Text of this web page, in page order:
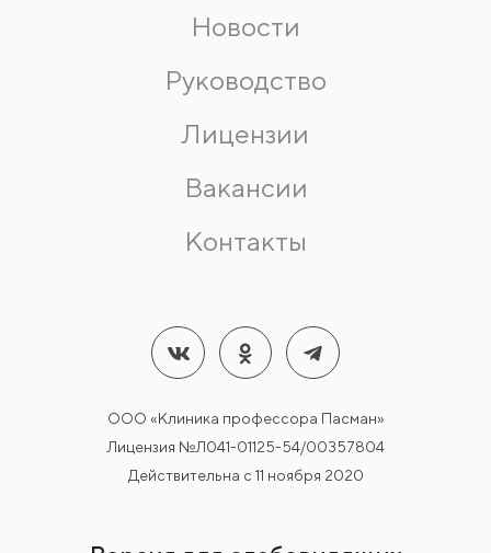
Новости
Руководство
Лицензии
Вакансии
Контакты
ООО «Клиника профессора Пасман»
Лицензия №Л041-01125-54/00357804
Действительна с 11 ноября 2020